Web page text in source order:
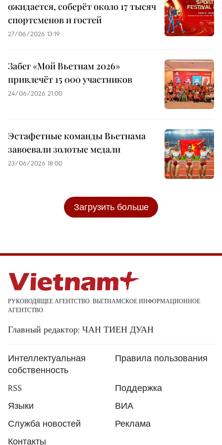
ожидается, соберёт около 17 тысяч
спортсменов и гостей
27/06/2026 13:19
Забег «Мой Вьетнам 2026»
привлечёт 15 000 участников
24/06/2026 21:00
Эстафетные команды Вьетнама
завоевали золотые медали
23/06/2026 18:00
Загрузить больше
РУКОВОДЯЩЕЕ АГЕНТСТВО: ВЬЕТНАМСКОЕ ИНФОРМАЦИОННОЕ
АГЕНТСТВО
Главный редактор: ЧАН ТИЕН ДУАН
Интеллектуальная
собственность
Правила пользования
RSS
Поддержка
Языки
ВИА
Служба новостей
Реклама
Контакты